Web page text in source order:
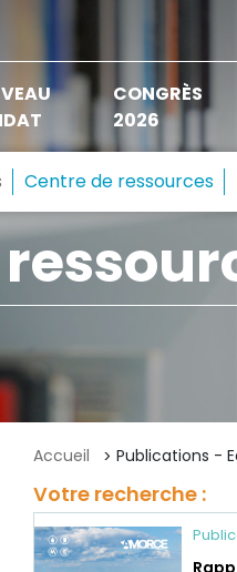
CONGRÈS
2026
Centre de ressources
Accueil Publications -
Votre recherche :